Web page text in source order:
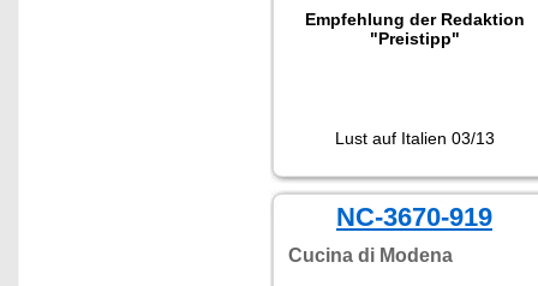
Empfehlung der Redaktion
"Preistipp"
Lust auf Italien 03/13
NC-3670-919
Cucina di Modena